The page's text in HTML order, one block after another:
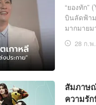
“ยองทัก”
บินลัดฟ้า
มากมาย
28 ก.พ
สัมภาษ
ความรั